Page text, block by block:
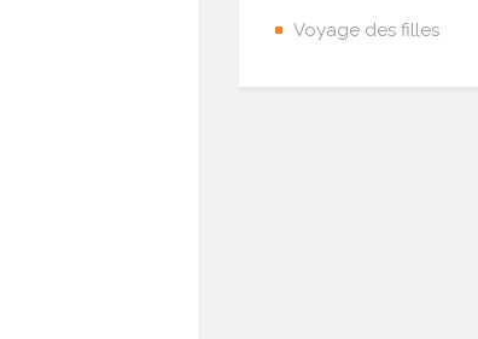
Voyage des filles